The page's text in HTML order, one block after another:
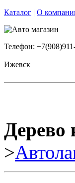
Каталог | О
Телефон:
Ижевск
Дерево
>